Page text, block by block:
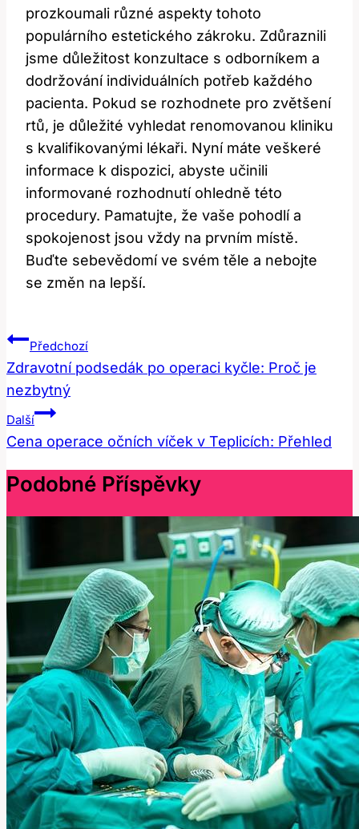
prozkoumali různé aspekty tohoto
populárního estetického zákroku. Zdůraznili
jsme důležitost konzultace⁢ s odborníkem a
dodržování individuálních potřeb každého
pacienta. Pokud se rozhodnete pro zvětšení
rtů,⁢ je důležité vyhledat renomovanou kliniku
s kvalifikovanými lékaři. Nyní máte veškeré
informace k⁤ dispozici, abyste učinili
informované‍ rozhodnutí ‍ohledně této
procedury. Pamatujte, že vaše pohodlí a
spokojenost jsou vždy na prvním⁤ místě.
Buďte‍ sebevědomí ve svém těle a nebojte​
se změn na‍ lepší.
Navigace
Pro
Příspěvek
Předchozí
Zdravotní podsedák po operaci kyčle: Proč je
nezbytný
Další
Cena operace očních víček v Teplicích: Přehled
Podobné Příspěvky